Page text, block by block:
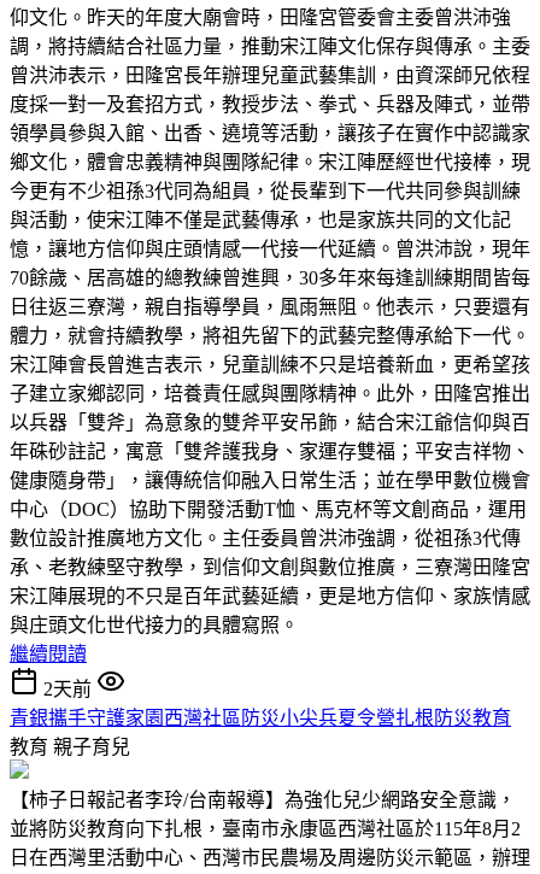
仰文化。昨天的年度大廟會時，田隆宮管委會主委曾洪沛強
調，將持續結合社區力量，推動宋江陣文化保存與傳承。主委
曾洪沛表示，田隆宮長年辦理兒童武藝集訓，由資深師兄依程
度採一對一及套招方式，教授步法、拳式、兵器及陣式，並帶
領學員參與入館、出香、遶境等活動，讓孩子在實作中認識家
鄉文化，體會忠義精神與團隊紀律。宋江陣歷經世代接棒，現
今更有不少祖孫3代同為組員，從長輩到下一代共同參與訓練
與活動，使宋江陣不僅是武藝傳承，也是家族共同的文化記
憶，讓地方信仰與庄頭情感一代接一代延續。曾洪沛說，現年
70餘歲、居高雄的總教練曾進興，30多年來每逢訓練期間皆每
日往返三寮灣，親自指導學員，風雨無阻。他表示，只要還有
體力，就會持續教學，將祖先留下的武藝完整傳承給下一代。
宋江陣會長曾進吉表示，兒童訓練不只是培養新血，更希望孩
子建立家鄉認同，培養責任感與團隊精神。此外，田隆宮推出
以兵器「雙斧」為意象的雙斧平安吊飾，結合宋江爺信仰與百
年硃砂註記，寓意「雙斧護我身、家運存雙福；平安吉祥物、
健康隨身帶」，讓傳統信仰融入日常生活；並在學甲數位機會
中心（DOC）協助下開發活動T恤、馬克杯等文創商品，運用
數位設計推廣地方文化。主任委員曾洪沛強調，從祖孫3代傳
承、老教練堅守教學，到信仰文創與數位推廣，三寮灣田隆宮
宋江陣展現的不只是百年武藝延續，更是地方信仰、家族情感
與庄頭文化世代接力的具體寫照。
繼續閱讀
2天前
青銀攜手守護家園西灣社區防災小尖兵夏令營扎根防災教育
教育 親子育兒
【柿子日報記者李玲/台南報導】為強化兒少網路安全意識，
並將防災教育向下扎根，臺南市永康區西灣社區於115年8月2
日在西灣里活動中心、西灣市民農場及周邊防災示範區，辦理